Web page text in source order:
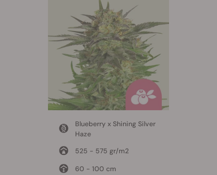
Blueberry x Shining Silver
Haze
525 - 575 gr/m2
60 - 100 cm